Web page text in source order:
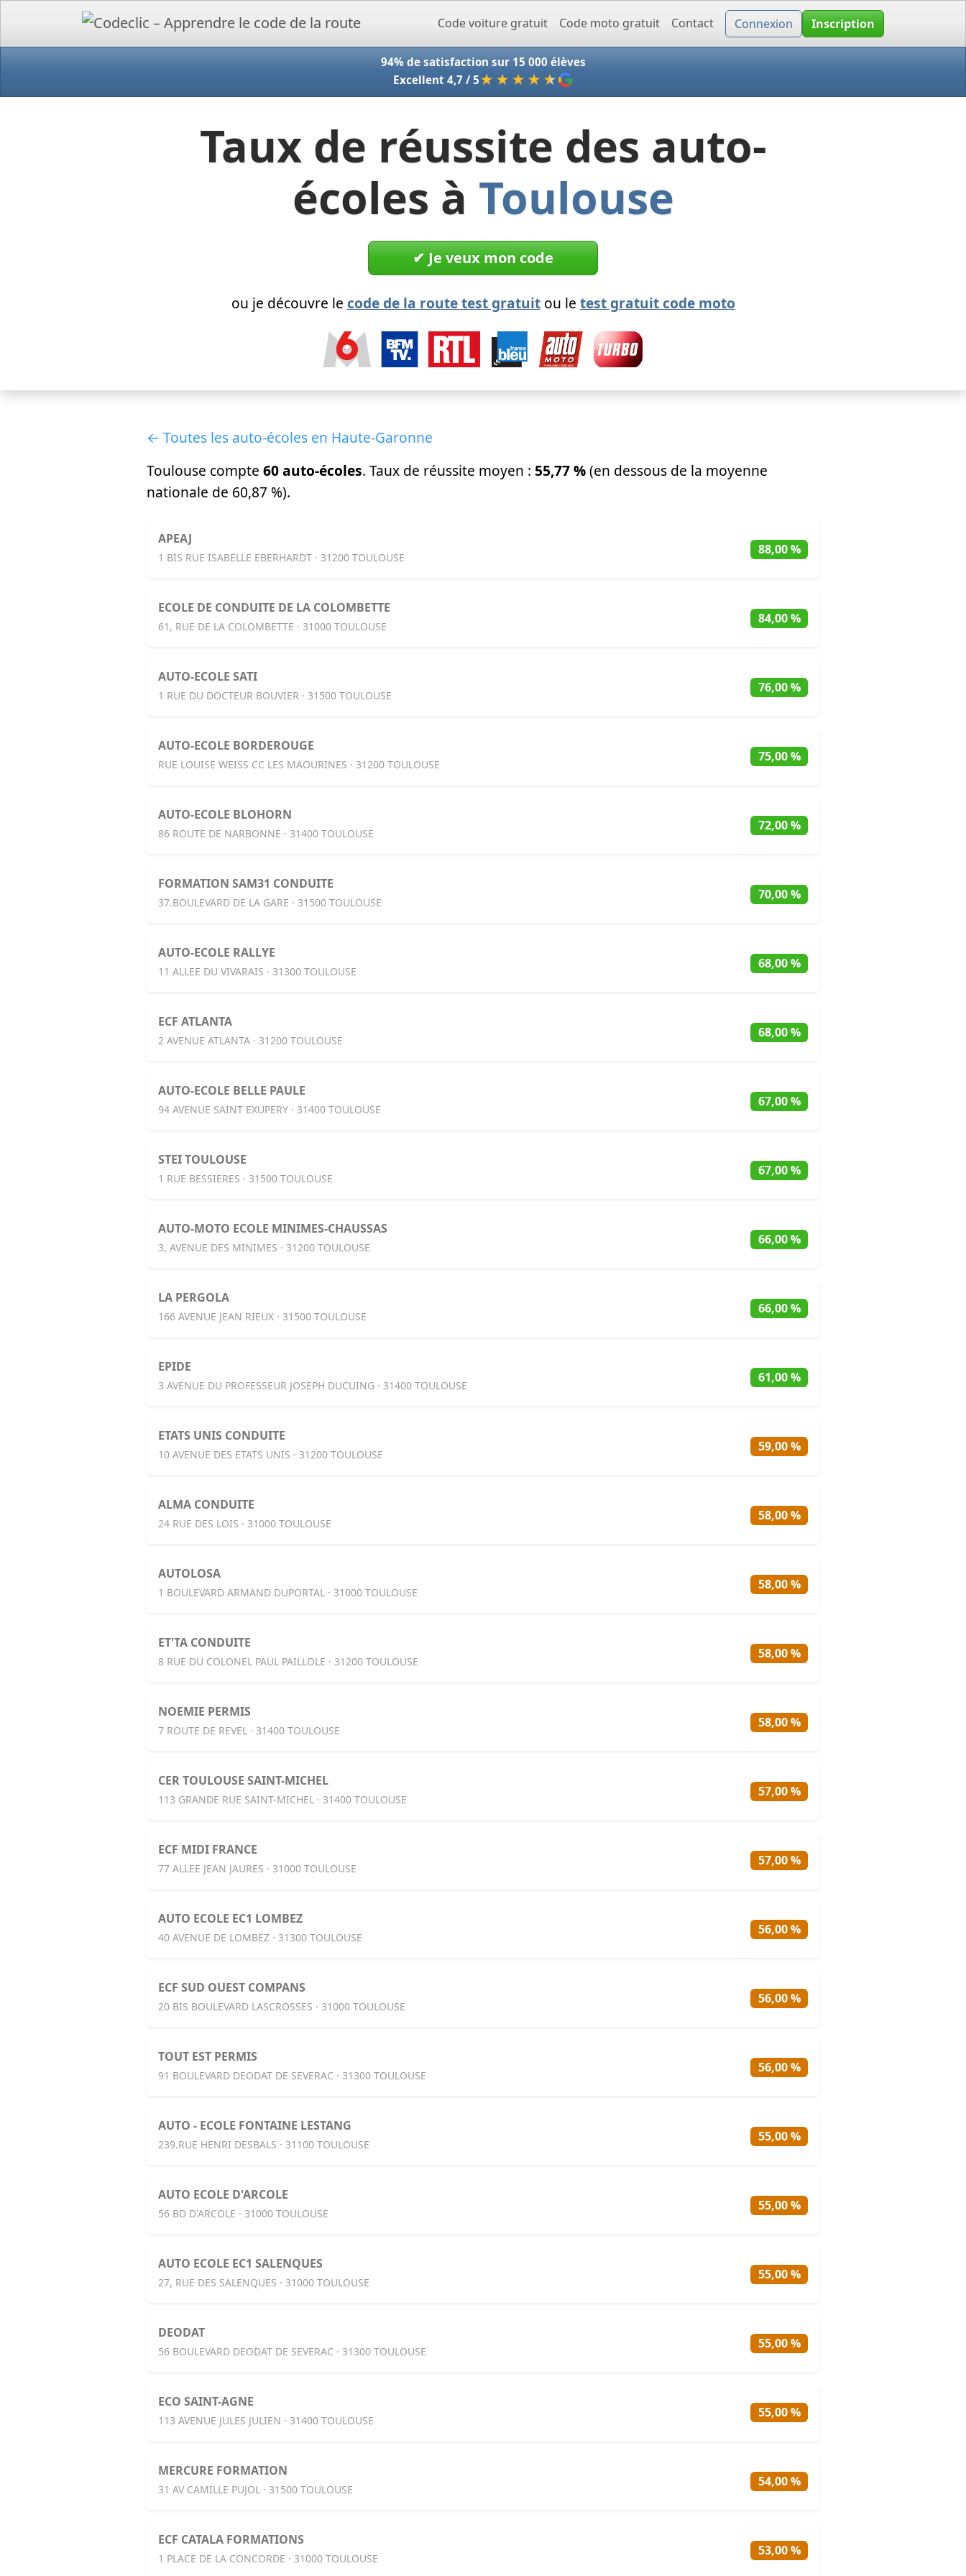
Accueil - CodeclicCode voiture gratuit Code moto gratuit Contact Connexion Inscription
94% de satisfaction sur 15 000 élèves
Excellent 4,7 / 5★★★★ ★
Taux de réussite des auto-
écoles à Toulouse
✔︎ Je veux mon code
ou je découvre le code de la route test gratuitou le test gratuit code moto
← Toutes les auto-écoles en Haute-Garonne
Toulouse compte 60 auto-écoles. Taux de réussite moyen : 55,77 %(en dessous de la moyenne
nationale de 60,87 %).
APEAJ
1 BIS RUE ISABELLE EBERHARDT · 31200 TOULOUSE
88,00 %
ECOLE DE CONDUITE DE LA COLOMBETTE
61, RUE DE LA COLOMBETTE · 31000 TOULOUSE
84,00 %
AUTO-ECOLE SATI
1 RUE DU DOCTEUR BOUVIER · 31500 TOULOUSE
76,00 %
AUTO-ECOLE BORDEROUGE
RUE LOUISE WEISS CC LES MAOURINES · 31200 TOULOUSE
75,00 %
AUTO-ECOLE BLOHORN
86 ROUTE DE NARBONNE · 31400 TOULOUSE
72,00 %
FORMATION SAM31 CONDUITE
37.BOULEVARD DE LA GARE · 31500 TOULOUSE
70,00 %
AUTO-ECOLE RALLYE
11 ALLEE DU VIVARAIS · 31300 TOULOUSE
68,00 %
ECF ATLANTA
2 AVENUE ATLANTA · 31200 TOULOUSE
68,00 %
AUTO-ECOLE BELLE PAULE
94 AVENUE SAINT EXUPERY · 31400 TOULOUSE
67,00 %
STEI TOULOUSE
1 RUE BESSIERES · 31500 TOULOUSE
67,00 %
AUTO-MOTO ECOLE MINIMES-CHAUSSAS
3, AVENUE DES MINIMES · 31200 TOULOUSE
66,00 %
LA PERGOLA
166 AVENUE JEAN RIEUX · 31500 TOULOUSE
66,00 %
EPIDE
3 AVENUE DU PROFESSEUR JOSEPH DUCUING · 31400 TOULOUSE
61,00 %
ETATS UNIS CONDUITE
10 AVENUE DES ETATS UNIS · 31200 TOULOUSE
59,00 %
ALMA CONDUITE
24 RUE DES LOIS · 31000 TOULOUSE
58,00 %
AUTOLOSA
1 BOULEVARD ARMAND DUPORTAL · 31000 TOULOUSE
58,00 %
ET'TA CONDUITE
8 RUE DU COLONEL PAUL PAILLOLE · 31200 TOULOUSE
58,00 %
NOEMIE PERMIS
7 ROUTE DE REVEL · 31400 TOULOUSE
58,00 %
CER TOULOUSE SAINT-MICHEL
113 GRANDE RUE SAINT-MICHEL · 31400 TOULOUSE
57,00 %
ECF MIDI FRANCE
77 ALLEE JEAN JAURES · 31000 TOULOUSE
57,00 %
AUTO ECOLE EC1 LOMBEZ
40 AVENUE DE LOMBEZ · 31300 TOULOUSE
56,00 %
ECF SUD OUEST COMPANS
20 BIS BOULEVARD LASCROSSES · 31000 TOULOUSE
56,00 %
TOUT EST PERMIS
91 BOULEVARD DEODAT DE SEVERAC · 31300 TOULOUSE
56,00 %
AUTO - ECOLE FONTAINE LESTANG
239.RUE HENRI DESBALS · 31100 TOULOUSE
55,00 %
AUTO ECOLE D'ARCOLE
56 BD D'ARCOLE · 31000 TOULOUSE
55,00 %
AUTO ECOLE EC1 SALENQUES
27, RUE DES SALENQUES · 31000 TOULOUSE
55,00 %
DEODAT
56 BOULEVARD DEODAT DE SEVERAC · 31300 TOULOUSE
55,00 %
ECO SAINT-AGNE
113 AVENUE JULES JULIEN · 31400 TOULOUSE
55,00 %
MERCURE FORMATION
31 AV CAMILLE PUJOL · 31500 TOULOUSE
54,00 %
ECF CATALA FORMATIONS
1 PLACE DE LA CONCORDE · 31000 TOULOUSE
53,00 %